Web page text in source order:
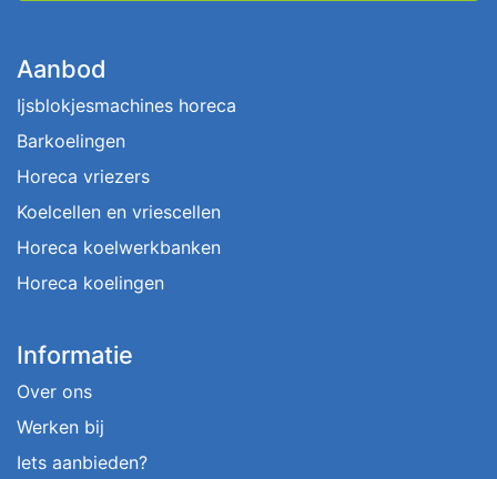
Aanbod
Ijsblokjesmachines horeca
Barkoelingen
Horeca vriezers
Koelcellen en vriescellen
Horeca koelwerkbanken
Horeca koelingen
Informatie
Over ons
Werken bij
Iets aanbieden?